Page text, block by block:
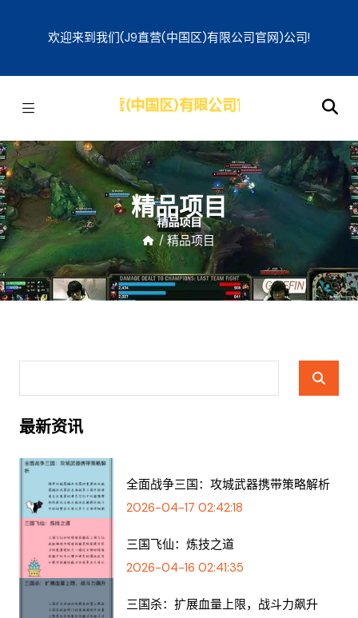
欢迎来到我们(j9直营(中国区)有限公司官网)公司!
精品项目
/ 精品项目
最新资讯
全面战争三国：攻城武器携带策略解析
2026-04-17 02:42:18
三国飞仙：炼技之道
2026-04-16 02:41:35
三国杀：扩展血量上限，战斗力飙升